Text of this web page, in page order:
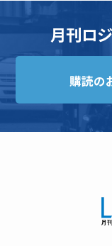
月刊ロ
購読の